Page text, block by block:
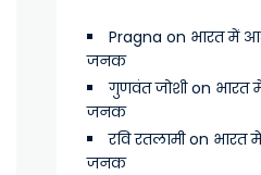
Pragna on भारत में
जनक
गुणवंत जोशीon भारत
जनक
रवि रतलामीon भारत
जनक